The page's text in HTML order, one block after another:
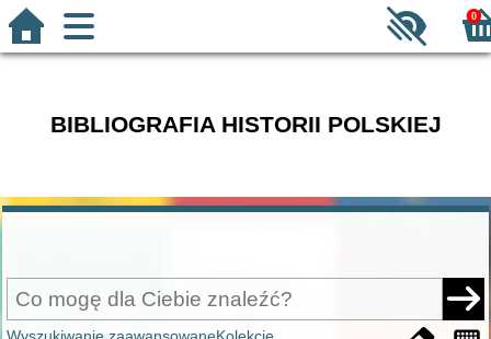
0
BIBLIOGRAFIA HISTORII POLSKIEJ
Wyszukiwanie zaawansowaneKolekcje